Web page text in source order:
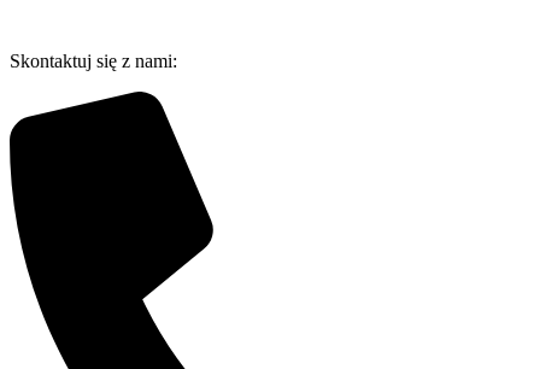
treści
Skontaktuj się z nami: